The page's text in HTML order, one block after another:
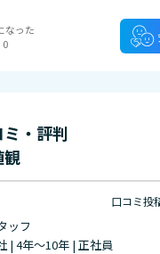
なった
0
・評判
観
口コミ投
ッフ
| 4年～10年 | 正社員